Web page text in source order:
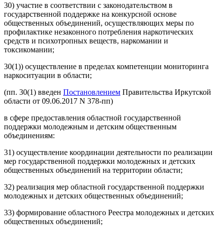
30) участие в соответствии с законодательством в
государственной поддержке на конкурсной основе
общественных объединений, осуществляющих меры по
профилактике незаконного потребления наркотических
средств и психотропных веществ, наркомании и
токсикомании;
30(1)) осуществление в пределах компетенции мониторинга
наркоситуации в области;
(пп. 30(1) введен Постановлением Правительства Иркутской
области от 09.06.2017 N 378-пп)
в сфере предоставления областной государственной
поддержки молодежным и детским общественным
объединениям:
31) осуществление координации деятельности по реализации
мер государственной поддержки молодежных и детских
общественных объединений на территории области;
32) реализация мер областной государственной поддержки
молодежных и детских общественных объединений;
33) формирование областного Реестра молодежных и детских
общественных объединений;